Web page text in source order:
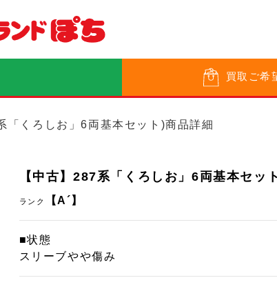
買取 ご希
くろしお」6両基本セット)商品詳細
【中古】287系「くろしお」6両基本セット
ランク 【A´】
■状態
スリーブやや傷み